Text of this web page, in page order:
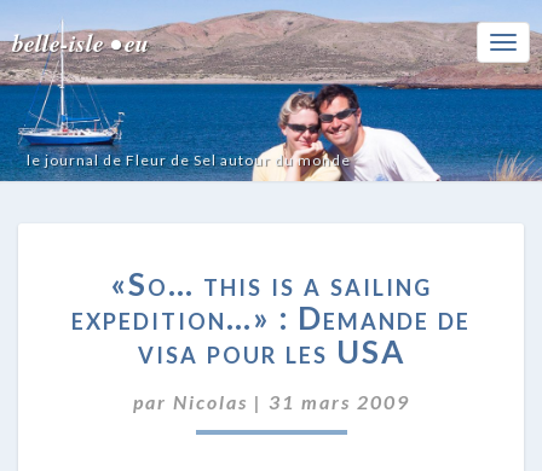
belle-isle • eu
le journal de Fleur de Sel autour du monde
THIS
IS
A
SAILING
:
DEMANDE
«So… this is a sailing
expedition…» : Demande de
visa pour les USA
par Nicolas | 31 mars 2009